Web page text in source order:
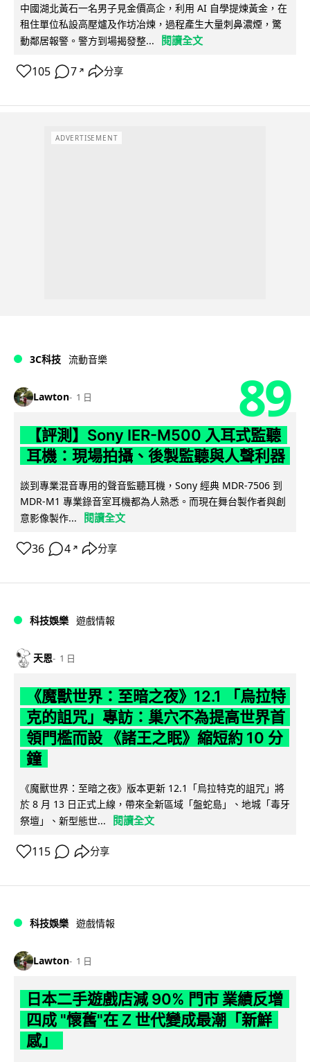
中國湖北黃石一名男子見金價高企，利用 AI 自學提煉黃金，在
租住單位私設高壓爐及作坊冶煉，過程產生大量刺鼻濃煙，驚
動鄰居報警。警方到場揭發整...
閱讀全文
105 7 ↗ 分享
ADVERTISEMENT
3C科技 流動音樂
Lawton 1 日 89
【評測】Sony IER-M500 入耳式監聽
耳機：現場拍攝、後製監聽與人聲利器
談到專業混音專用的聲音監聽耳機，Sony 經典 MDR-7506 到
MDR-M1 專業錄音室耳機都為人熟悉。而現在舞台製作者與創
意影像製作...
閱讀全文
36 4 ↗ 分享
科技娛樂 遊戲情報
天恩 1 日
《魔獸世界：至暗之夜》12.1 「烏拉特
克的詛咒」專訪：巢穴不為提高世界首
領門檻而設 《諸王之眠》縮短約 10 分
鐘
《魔獸世界：至暗之夜》版本更新 12.1「烏拉特克的詛咒」將
於 8 月 13 日正式上線，帶來全新區域「盤蛇島」、地城「毒牙
祭壇」、新型態世...
閱讀全文
115 分享
科技娛樂 遊戲情報
Lawton 1 日
日本二手遊戲店減 90% 門市 業績反增
四成 "懷舊"在 Z 世代變成最潮「新鮮
感」